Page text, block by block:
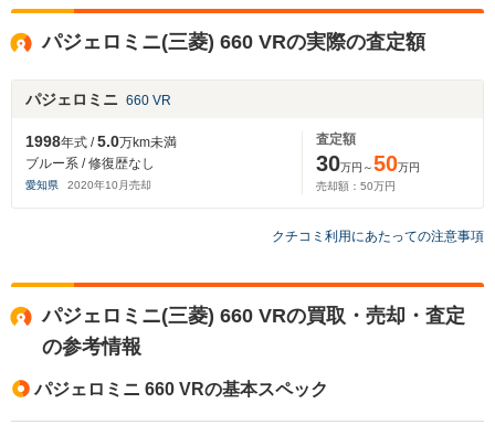
パジェロミニ(三菱) 660 VRの実際の査定額
パジェロミニ 660 VR
1998年式 /5.0万km未満
ブルー系 / 修復歴なし
愛知県 2020年10 月売却
査定額
30万円～50万円
売却額： 50万円
クチコミ利用にあたっての注意事項
パジェロミニ(三菱) 660 VRの買取・売却・査定
の参考情報
パジェロミニ 660 VRの基本スペック